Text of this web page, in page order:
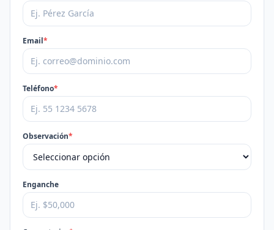
Email*
Teléfono*
Observación*
Enganche